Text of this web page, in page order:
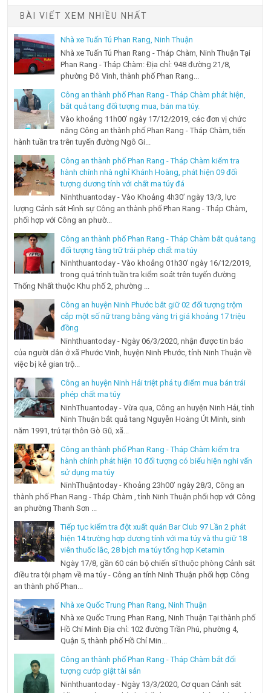
BÀI VIẾT XEM NHIỀU NHẤT
Nhà xe Tuấn Tú Phan Rang, Ninh Thuận
Nhà xe Tuấn Tú Phan Rang - Tháp Chàm, Ninh Thuận Tại
Phan Rang - Tháp Chàm: Địa chỉ: 948 đường 21/8,
phường Đô Vinh, thành phố Phan Rang...
Công an thành phố Phan Rang - Tháp Chàm phát hiện,
bắt quả tang đối tượng mua, bán ma túy.
Vào khoảng 11h00’ ngày 17/12/2019, các đơn vị chức
năng Công an thành phố Phan Rang - Tháp Chàm, tiến
hành tuần tra trên tuyến đường Ngô Gi...
Công an thành phố Phan Rang - Tháp Chàm kiểm tra
hành chính nhà nghỉ Khánh Hoàng, phát hiện 09 đối
tượng dương tính với chất ma túy đá
Ninhthuantoday - Vào Khoảng 4h30’ ngày 13/3, lực
lượng Cảnh sát Hình sự Công an thành phố Phan Rang - Tháp Chàm,
phối hợp với Công an phườ...
Công an thành phố Phan Rang - Tháp Chàm bắt quả tang
đối tượng tàng trữ trái phép chất ma túy
Ninhthuantoday - Vào khoảng 01h30’ ngày 16/12/2019,
trong quá trình tuần tra kiểm soát trên tuyến đường
Thống Nhất thuộc Khu phố 2, phường ...
Công an huyện Ninh Phước bắt giữ 02 đối tượng trộm
cắp một số nữ trang bằng vàng trị giá khoảng 17 triệu
đồng
Ninhthuantoday - Ngày 06/3/2020, nhận được tin báo
của người dân ở xã Phước Vinh, huyện Ninh Phước, tỉnh Ninh Thuận về
việc bị kẻ gian trộ...
Công an huyện Ninh Hải triệt phá tụ điểm mua bán trái
phép chất ma túy
NinhThuantoday - Vừa qua, Công an huyện Ninh Hải, tỉnh
Ninh Thuận bắt quả tang Nguyễn Hoàng Út Minh, sinh
năm 1991, trú tại thôn Gò Gũ, xã...
Công an thành phố Phan Rang - Tháp Chàm kiểm tra
hành chính phát hiện 10 đối tượng có biểu hiện nghi vấn
sử dụng ma túy
NinhThuậntoday - Khoảng 23h00’ ngày 28/3, Công an
thành phố Phan Rang - Tháp Chàm , tỉnh Ninh Thuận phối hợp với Công
an phường Thanh Sơn ...
Tiếp tục kiểm tra đột xuất quán Bar Club 97 Lần 2 phát
hiện 14 trường hợp dương tính với ma túy và thu giữ 18
viên thuốc lắc, 28 bịch ma túy tổng hợp Ketamin
Ngày 17/8, gần 60 cán bộ chiến sĩ thuộc phòng Cảnh sát
điều tra tội phạm về ma túy - Công an tỉnh Ninh Thuận phối hợp Công
an thành phố Phan...
Nhà xe Quốc Trung Phan Rang, Ninh Thuận
Nhà xe Quốc Trung Phan Rang, Ninh Thuận Tại thành phố
Hồ Chí Minh Địa chỉ: 102 đường Trần Phú, phường 4,
Quận 5, thành phố Hồ Chí Min...
Công an thành phố Phan Rang - Tháp Chàm bắt đối
tượng cướp giật tài sản
Ninhthuantoday - Ngày 13/3/2020, Cơ quan Cảnh sát